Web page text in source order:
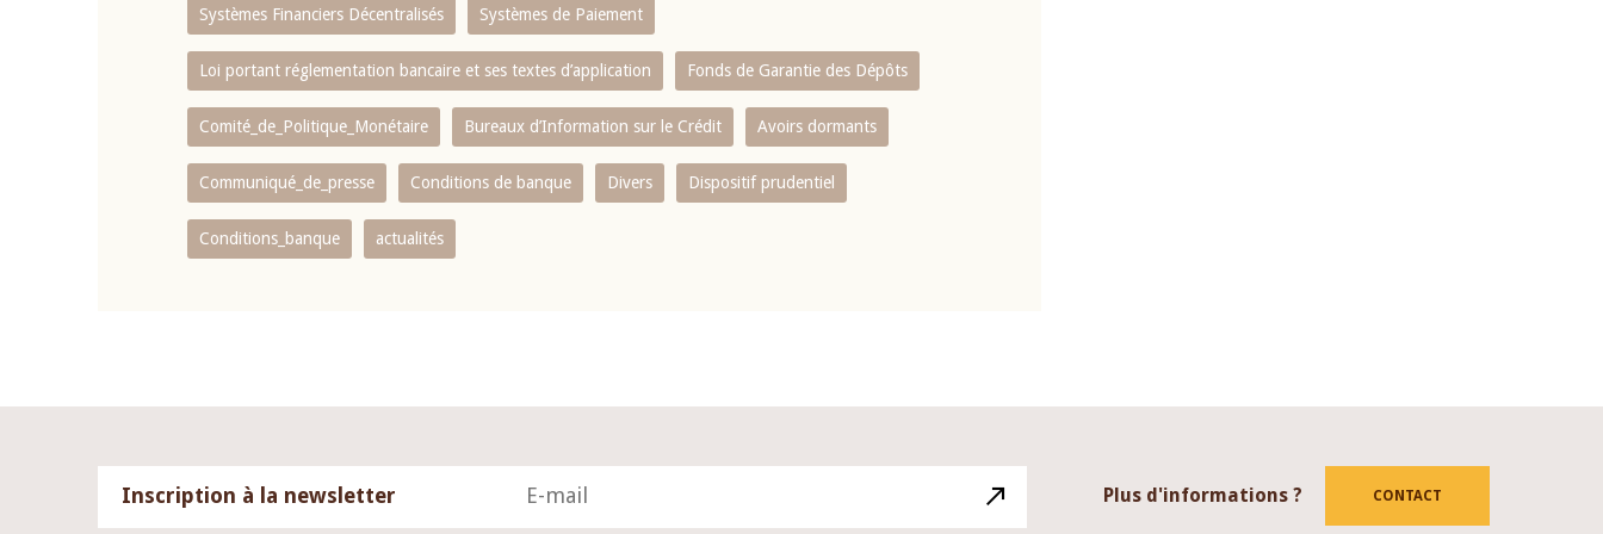
Systèmes Financiers Décentralisés Systèmes de Paiement
Loi portant réglementation bancaire et ses textes d’application Fonds de Garantie des Dépôts
Comité_de_Politique_Monétaire Bureaux d’Information sur le Crédit Avoirs dormants
Communiqué_de_presse Conditions de banque Divers Dispositif prudentiel
Conditions_banque actualités
Inscription à la newsletter Plus d'informations ? CONTACT